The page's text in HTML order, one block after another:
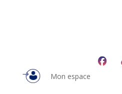
Mon espace